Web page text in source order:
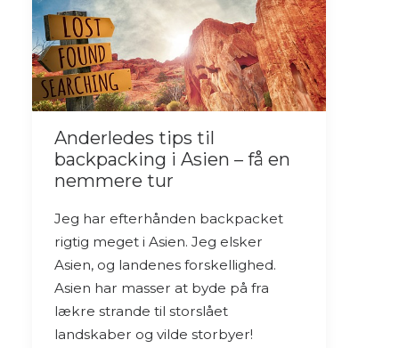
Anderledes tips til
backpacking i Asien – få en
nemmere tur
Jeg har efterhånden backpacket
rigtig meget i Asien. Jeg elsker
Asien, og landenes forskellighed.
Asien har masser at byde på fra
lækre strande til storslået
landskaber og vilde storbyer!